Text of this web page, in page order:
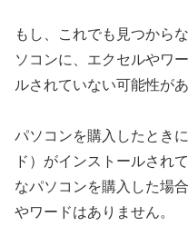
もし、これでも見つから
ソコンに、エクセルやワ
ルされていない可能性があ
パソコンを購入したとき
ド）がインストールされ
なパソコンを購入した場
やワードはありません。